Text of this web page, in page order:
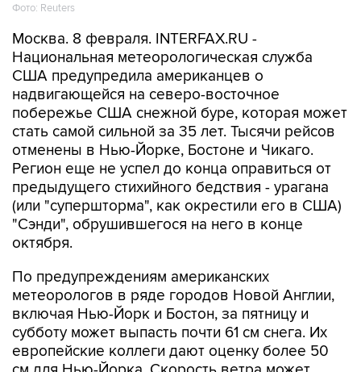
Фото: Reuters
Москва. 8 февраля. INTERFAX.RU -
Национальная метеорологическая служба
США предупредила американцев о
надвигающейся на северо-восточное
побережье США снежной буре, которая может
стать самой сильной за 35 лет. Тысячи рейсов
отменены в Нью-Йорке, Бостоне и Чикаго.
Регион еще не успел до конца оправиться от
предыдущего стихийного бедствия - урагана
(или "супершторма", как окрестили его в США)
"Сэнди", обрушившегося на него в конце
октября.
По предупреждениям американских
метеорологов в ряде городов Новой Англии,
включая Нью-Йорк и Бостон, за пятницу и
субботу может выпасть почти 61 см снега. Их
европейские коллеги дают оценку более 50